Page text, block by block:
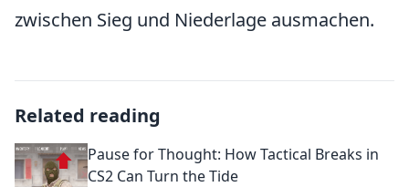
zwischen Sieg und Niederlage ausmachen.
Related reading
Pause for Thought: How Tactical Breaks in
CS2 Can Turn the Tide